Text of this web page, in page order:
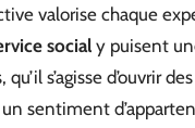
valorise chaque
social y puisent
s’agisse d’ouvrir
sentiment